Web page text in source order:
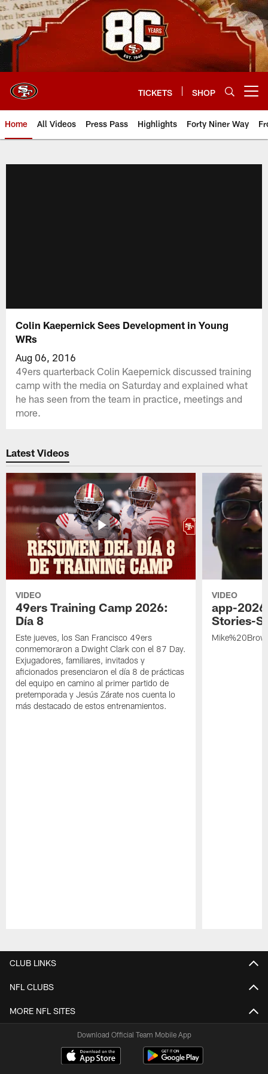
Skip
to
main
content
TICKETS SHOP
Home All Videos Press Pass Highlights Forty Niner Way
Colin Kaepernick Sees Development in Young
WRs
Aug 06, 2016
49ers quarterback Colin Kaepernick discussed training
camp with the media on Saturday and explained what
he has seen from the team in practice, meetings and
more.
Latest Videos
VIDEO
49ers Training Camp 2026:
Día 8
Este jueves, los San Francisco 49ers
conmemoraron a Dwight Clark con el 87 Day.
Exjugadores, familiares, invitados y
aficionados presenciaron el día 8 de prácticas
del equipo en camino al primer partido de
pretemporada y Jesús Zárate nos cuenta lo
más destacado de estos entrenamientos.
VIDEO
app-
Stories-
CLUB LINKS
NFL CLUBS
MORE NFL SITES
Download Official Team Mobile App